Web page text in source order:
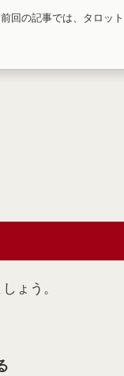
前回の記事では、タロッ
ょう。